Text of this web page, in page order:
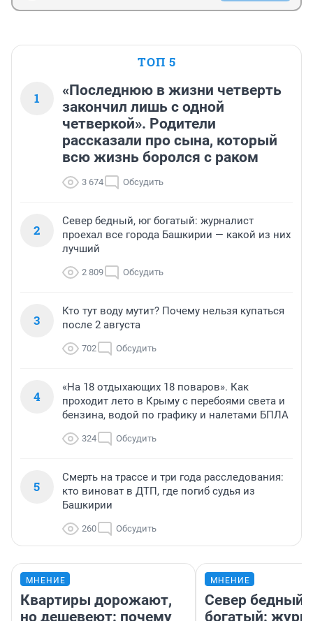
ТОП 5
1
«Последнюю в жизни четверть
закончил лишь с одной
четверкой». Родители
рассказали про сына, который
всю жизнь боролся с раком
3 674 Обсудить
2
Север бедный, юг богатый: журналист
проехал все города Башкирии — какой из них
лучший
2 809 Обсудить
3
Кто тут воду мутит? Почему нельзя купаться
после 2 августа
702 Обсудить
4
«На 18 отдыхающих 18 поваров». Как
проходит лето в Крыму с перебоями света и
бензина, водой по графику и налетами БПЛА
324 Обсудить
5
Смерть на трассе и три года расследования:
кто виноват в ДТП, где погиб судья из
Башкирии
260 Обсудить
МНЕНИЕ
Квартиры дорожают,
но дешевеют: почему
МНЕНИЕ
Север бедный,
богатый: